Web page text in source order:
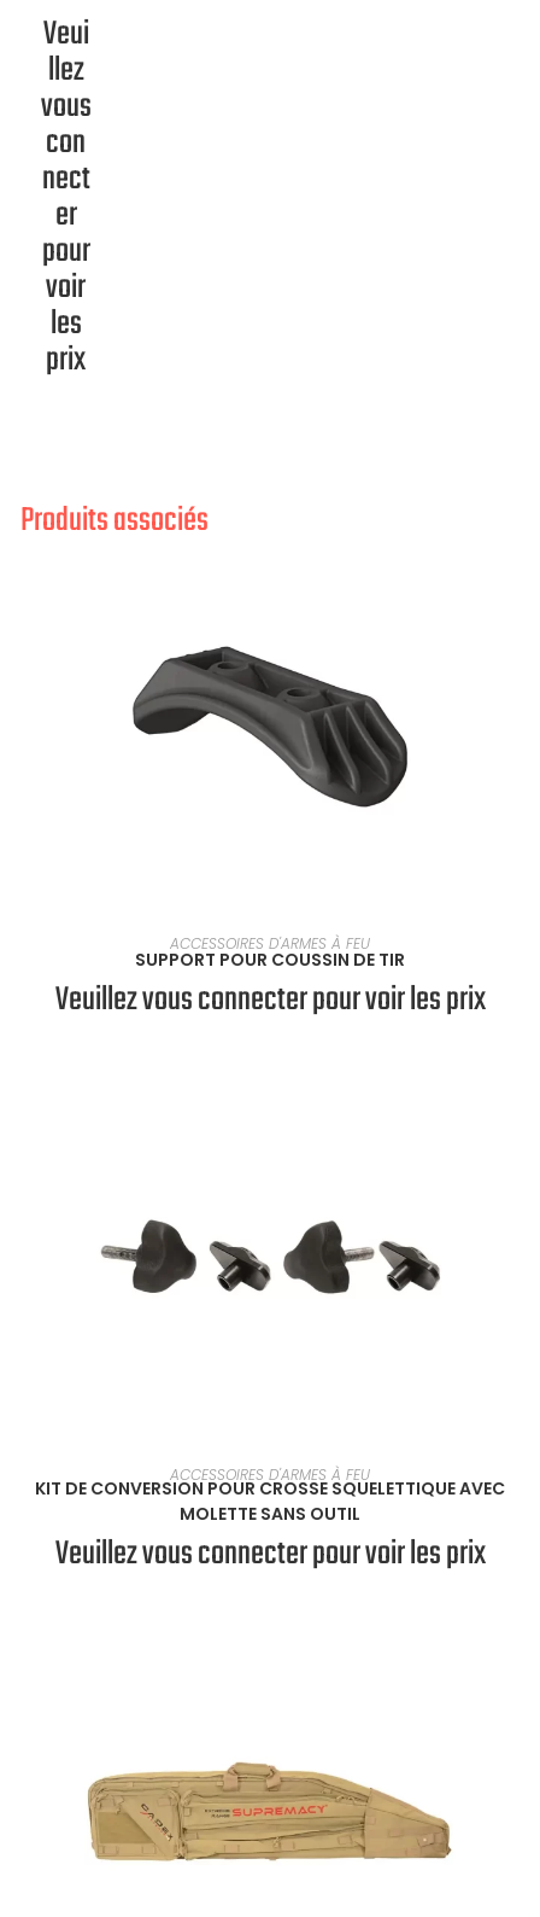
Veui
llez
vous
con
nect
er
pour
voir
les
prix
Produits associés
EN SAVOIR PLUS
ACCESSOIRES D'ARMES À FEU
SUPPORT POUR COUSSIN DE TIR
Veuillez vous connecter pour voir les prix
EN SAVOIR PLUS
ACCESSOIRES D'ARMES À FEU
KIT DE CONVERSION POUR CROSSE SQUELETTIQUE AVEC
MOLETTE SANS OUTIL
Veuillez vous connecter pour voir les prix